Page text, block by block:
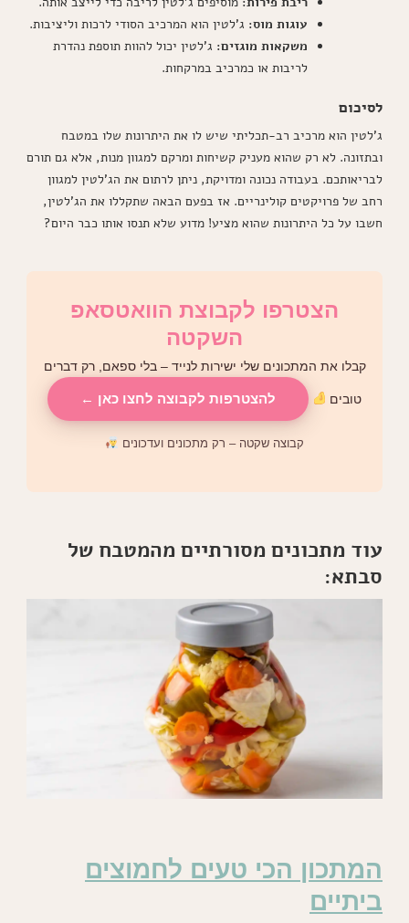
עוגות מוס: ג'לטין הוא המרכיב הסודי לרכות וליציבות.
משקאות מוגזים: ג'לטין יכול להוות תוספת נהדרת
לריבות או כמרכיב במרקחות.
לסיכום
ג'לטין הוא מרכיב רב-תכליתי שיש לו את היתרונות שלו במטבח
ובתזונה. לא רק שהוא מעניק קשיחות ומרקם למגוון מנות, אלא גם תורם
לבריאותכם. בעבודה נכונה ומדויקת, ניתן לרתום את הג'לטין למגוון
רחב של פרויקטים קולינריים. אז בפעם הבאה שתקללו את הג'לטין,
חשבו על כל היתרונות שהוא מציע! מדוע שלא תנסו אותו כבר היום?
הצטרפו לקבוצת הוואטסאפ
השקטה
קבלו את המתכונים שלי ישירות לנייד – בלי ספאם, רק דברים
טובים להצטרפות לקבוצה לחצו כאן ←
קבוצה שקטה – רק מתכונים ועדכונים
עוד מתכונים מסורתיים מהמטבח של
סבתא:
המתכון הכי טעים לחמוצים
ביתיים